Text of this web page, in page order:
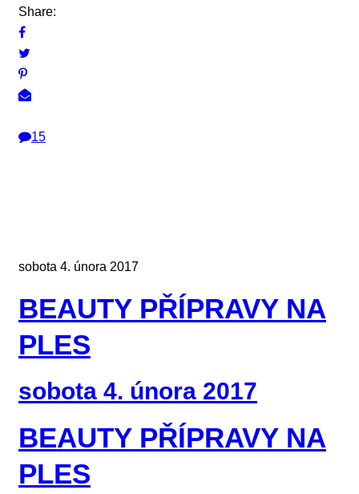
Share:
15
sobota 4. února 2017
BEAUTY PŘÍPRAVY NA
PLES
sobota 4. února 2017
BEAUTY PŘÍPRAVY NA
PLES